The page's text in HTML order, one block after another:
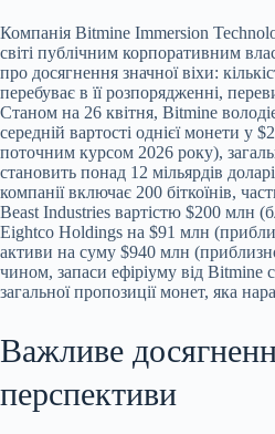
Компанія Bitmine Immersion
світі публічним корпоративним
про досягнення значної віхи:
перебуває в її розпорядженні,
Станом на 26 квітня, Bitmine
середній вартості однієї монети у
поточним курсом 2026 року),
становить понад 12 мільярдів
компанії включає 200 біткоїнів,
Beast Industries вартістю $200 млн
Eightco Holdings на $91 млн
активи на суму $940 млн
чином, запаси ефіріуму від Bitmine
загальної пропозиції монет, яка
Важливе
перспективи